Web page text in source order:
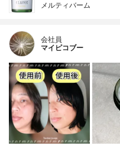
メルティバーム
会社員
マイピコブー